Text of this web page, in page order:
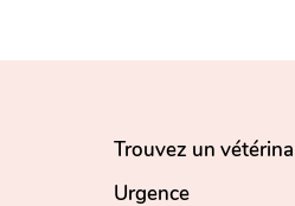
Trouvez un
Urgence